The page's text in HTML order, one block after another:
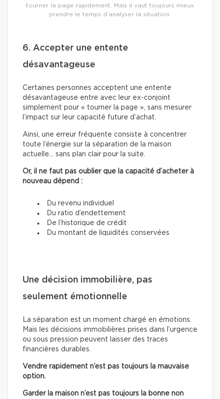
tourner la page rapidement. Mais il vaut toujours mieux
prendre le temps d’analyser la situation.
6. Accepter une entente
désavantageuse
Certaines personnes acceptent une entente
désavantageuse entre avec leur ex-conjoint
simplement pour « tourner la page », sans mesurer
l’impact sur leur capacité future d’achat.
Ainsi, une erreur fréquente consiste à concentrer
toute l’énergie sur la séparation de la maison
actuelle… sans plan clair pour la suite.
Or, il ne faut pas oublier que la capacité d’acheter à
nouveau dépend :
Du revenu individuel
Du ratio d’endettement
De l’historique de crédit
Du montant de liquidités conservées
Une décision immobilière, pas
seulement émotionnelle
La séparation est un moment chargé en émotions.
Mais les décisions immobilières prises dans l’urgence
ou sous pression peuvent laisser des traces
financières durables.
Vendre rapidement n’est pas toujours la mauvaise
option.
Garder la maison n’est pas toujours la bonne non